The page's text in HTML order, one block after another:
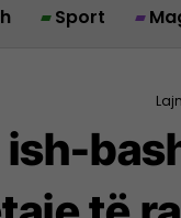
Sport